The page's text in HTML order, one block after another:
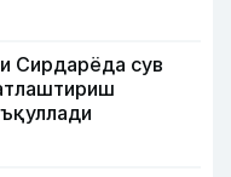
Сирдарёда сув